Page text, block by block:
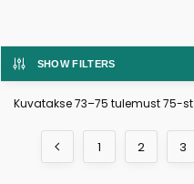
SHOW FILTERS
Kuvatakse 73–75 tulemust 75-st
1 2 3